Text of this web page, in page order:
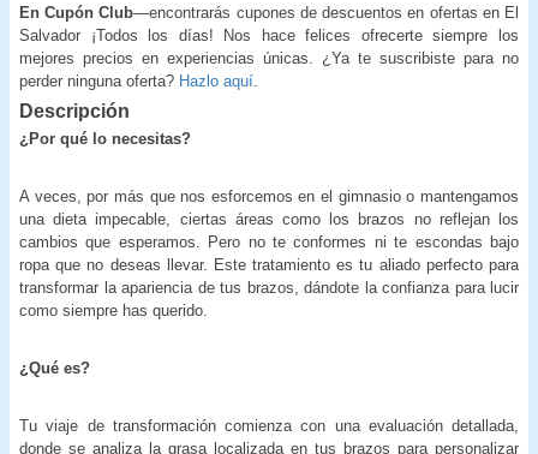
En Cupón Club—encontrarás cupones de descuentos en ofertas en El
Salvador ¡Todos los días! Nos hace felices ofrecerte siempre los
mejores precios en experiencias únicas. ¿Ya te suscribiste para no
perder ninguna oferta? Hazlo aquí
Descripción
¿Por qué lo necesitas?
A veces, por más que nos esforcemos en el gimnasio o mantengamos
una dieta impecable, ciertas áreas como los brazos no reflejan los
cambios que esperamos. Pero no te conformes ni te escondas bajo
ropa que no deseas llevar. Este tratamiento es tu aliado perfecto para
transformar la apariencia de tus brazos, dándote la confianza para lucir
como siempre has querido.
¿Qué es?
Tu viaje de transformación comienza con una evaluación detallada,
donde se analiza la grasa localizada en tus brazos para personalizar